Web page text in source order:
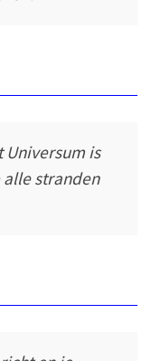
Universum is
stranden